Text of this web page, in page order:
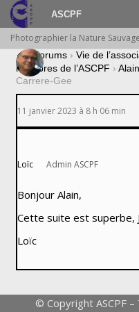
ASCPF
Photographier la Nature Sauvage
› Forums › Vie de
membres de l’ASCPF ›
Carrere-Gee
11 janvier 2023 à 8 h 06 min
Loïc Admin ASCPF
Bonjour Alain,
Cette suite est superbe,
Loïc
© Copyright ASCPF